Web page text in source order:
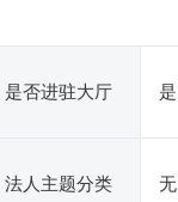
是否进驻大厅 是
法人主题分类 无